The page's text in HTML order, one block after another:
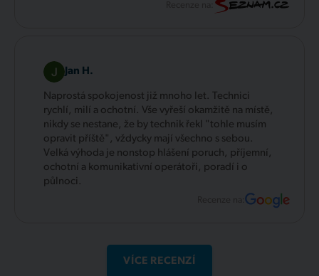
Jan H.
Naprostá spokojenost již mnoho let. Technici
rychlí, milí a ochotní. Vše vyřeší okamžitě na místě,
nikdy se nestane, že by technik řekl "tohle musím
opravit příště", vždycky mají všechno s sebou.
Velká výhoda je nonstop hlášení poruch, příjemní,
ochotní a komunikativní operátoři, poradí i o
půlnoci.
Recenze na:
VÍCE RECENZÍ